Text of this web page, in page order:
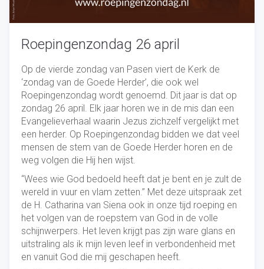
Roepingenzondag 26 april
Op de vierde zondag van Pasen viert de Kerk de
‘zondag van de Goede Herder’, die ook wel
Roepingenzondag wordt genoemd. Dit jaar is dat op
zondag 26 april. Elk jaar horen we in de mis dan een
Evangelieverhaal waarin Jezus zichzelf vergelijkt met
een herder. Op Roepingenzondag bidden we dat veel
mensen de stem van de Goede Herder horen en de
weg volgen die Hij hen wijst.
“Wees wie God bedoeld heeft dat je bent en je zult de
wereld in vuur en vlam zetten.” Met deze uitspraak zet
de H. Catharina van Siena ook in onze tijd roeping en
het volgen van de roepstem van God in de volle
schijnwerpers. Het leven krijgt pas zijn ware glans en
uitstraling als ik mijn leven leef in verbondenheid met
en vanuit God die mij geschapen heeft.